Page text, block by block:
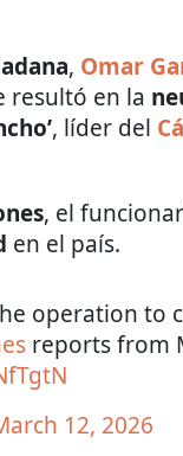
, Omar
resultó en la
, líder del
, el
en el país.
operation to
reports from
12, 2026